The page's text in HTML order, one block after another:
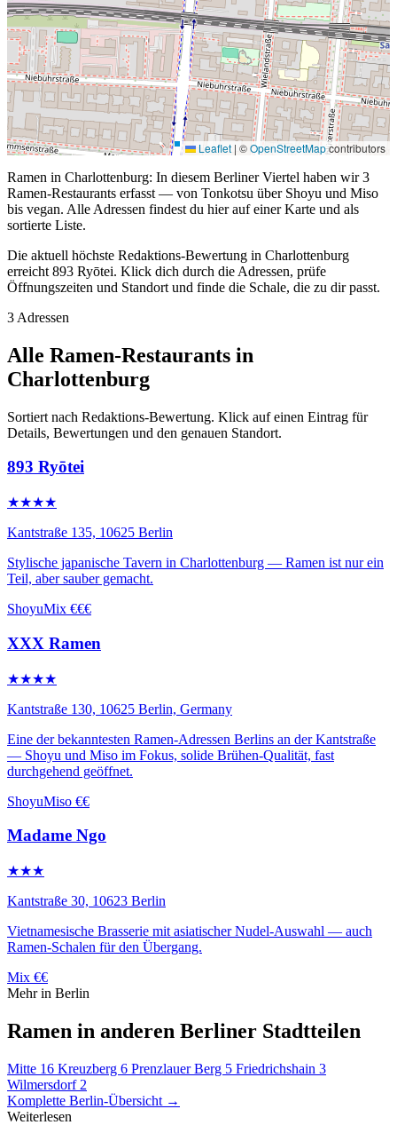
Leaflet | ©OpenStreetMapcontributors
Ramen in Charlottenburg: In diesem Berliner Viertel haben wir 3
Ramen-Restaurants erfasst — von Tonkotsu über Shoyu und Miso
bis vegan. Alle Adressen findest du hier auf einer Karte und als
sortierte Liste.
Die aktuell höchste Redaktions-Bewertung in Charlottenburg
erreicht 893 Ryōtei. Klick dich durch die Adressen, prüfe
Öffnungszeiten und Standort und finde die Schale, die zu dir passt.
3 Adressen
Alle Ramen-Restaurants in
Charlottenburg
Sortiert nach Redaktions-Bewertung. Klick auf einen Eintrag für
Details, Bewertungen und den genauen Standort.
893 Ryōtei
★★★★
Kantstraße 135, 10625 Berlin
Stylische japanische Tavern in Charlottenburg — Ramen ist nur ein
Teil, aber sauber gemacht.
ShoyuMix €€€
XXX Ramen
★★★★
Kantstraße 130, 10625 Berlin, Germany
Eine der bekanntesten Ramen-Adressen Berlins an der Kantstraße
— Shoyu und Miso im Fokus, solide Brühen-Qualität, fast
durchgehend geöffnet.
ShoyuMiso €€
Madame Ngo
★★★
Kantstraße 30, 10623 Berlin
Vietnamesische Brasserie mit asiatischer Nudel-Auswahl — auch
Ramen-Schalen für den Übergang.
Mix €€
Mehr in Berlin
Ramen in anderen Berliner Stadtteilen
Mitte 16 Kreuzberg 6 Prenzlauer Berg 5 Friedrichshain 3
Wilmersdorf 2
Komplette Berlin-Übersicht →
Weiterlesen